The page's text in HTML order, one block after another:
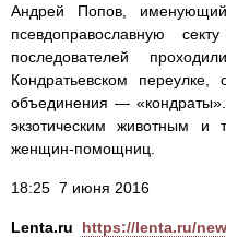
Андрей Попов,
псевдоправославную
последователей
Кондратьевском переулке,
объединения —
экзотическим животным
женщин-помощниц.
18:25 7 июня 2016
Lenta.ru https://lenta.ru/